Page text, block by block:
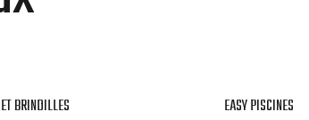
BRINDILLES EASY PISCINES